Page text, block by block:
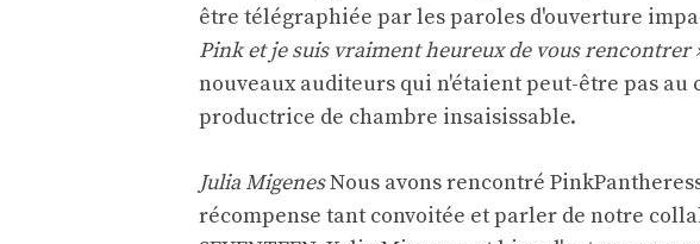
être télégraphiée par les paroles d'ouverture
Pink et je suis vraiment heureux de vous rencontrer
nouveaux auditeurs qui n'étaient peut-être pas au
productrice de chambre insaisissable.
Julia MigenesNous avons rencontré
récompense tant convoitée et parler de notre